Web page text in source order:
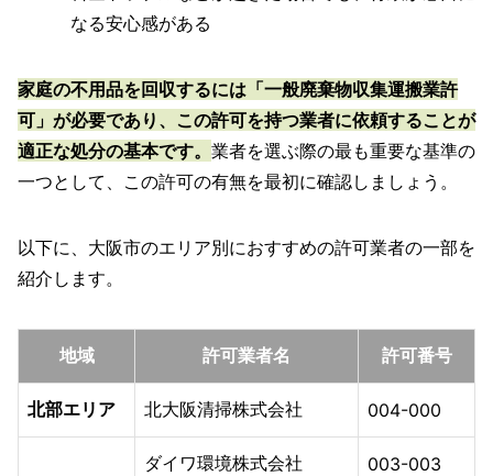
なる安心感がある
家庭の不用品を回収するには「一般廃棄物収集運搬業許
可」が必要であり、この許可を持つ業者に依頼することが
適正な処分の基本です。 業者を選ぶ際の最も重要な基準の
一つとして、この許可の有無を最初に確認しましょう。
以下に、大阪市のエリア別におすすめの許可業者の一部を
紹介します。
地域 許可業者名 許可番号
北部エリア 北大阪清掃株式会社 004-000
ダイワ環境株式会社 003-003